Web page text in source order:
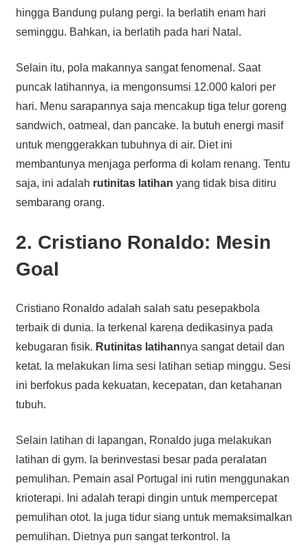
hingga Bandung pulang pergi. Ia berlatih enam hari
seminggu. Bahkan, ia berlatih pada hari Natal.
Selain itu, pola makannya sangat fenomenal. Saat
puncak latihannya, ia mengonsumsi 12.000 kalori per
hari. Menu sarapannya saja mencakup tiga telur goreng
sandwich, oatmeal, dan pancake. Ia butuh energi masif
untuk menggerakkan tubuhnya di air. Diet ini
membantunya menjaga performa di kolam renang. Tentu
saja, ini adalah rutinitas latihan yang tidak bisa ditiru
sembarang orang.
2. Cristiano Ronaldo: Mesin
Goal
Cristiano Ronaldo adalah salah satu pesepakbola
terbaik di dunia. Ia terkenal karena dedikasinya pada
kebugaran fisik. Rutinitas latihannya sangat detail dan
ketat. Ia melakukan lima sesi latihan setiap minggu. Sesi
ini berfokus pada kekuatan, kecepatan, dan ketahanan
tubuh.
Selain latihan di lapangan, Ronaldo juga melakukan
latihan di gym. Ia berinvestasi besar pada peralatan
pemulihan. Pemain asal Portugal ini rutin menggunakan
krioterapi. Ini adalah terapi dingin untuk mempercepat
pemulihan otot. Ia juga tidur siang untuk memaksimalkan
pemulihan. Dietnya pun sangat terkontrol. Ia